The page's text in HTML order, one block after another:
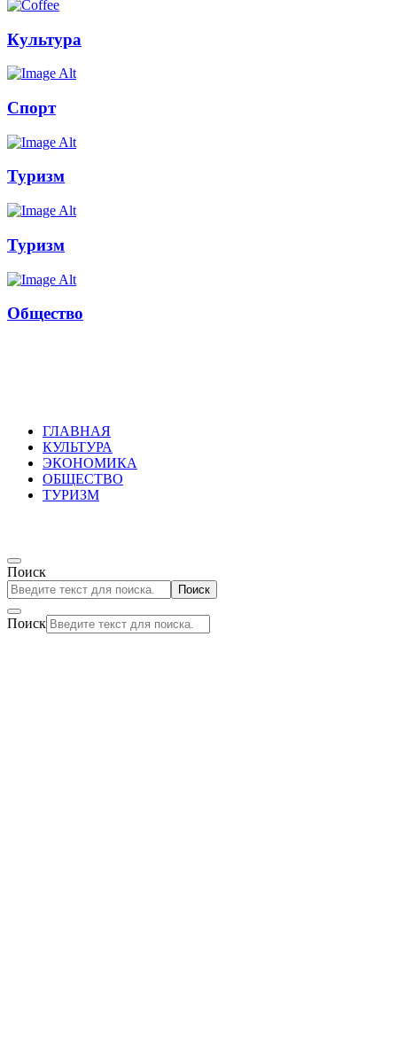
Культура
Спорт
Туризм
Туризм
Общество
ГЛАВНАЯ
КУЛЬТУРА
ЭКОНОМИКА
ОБЩЕСТВО
ТУРИЗМ
Поиск
Поиск
Поиск